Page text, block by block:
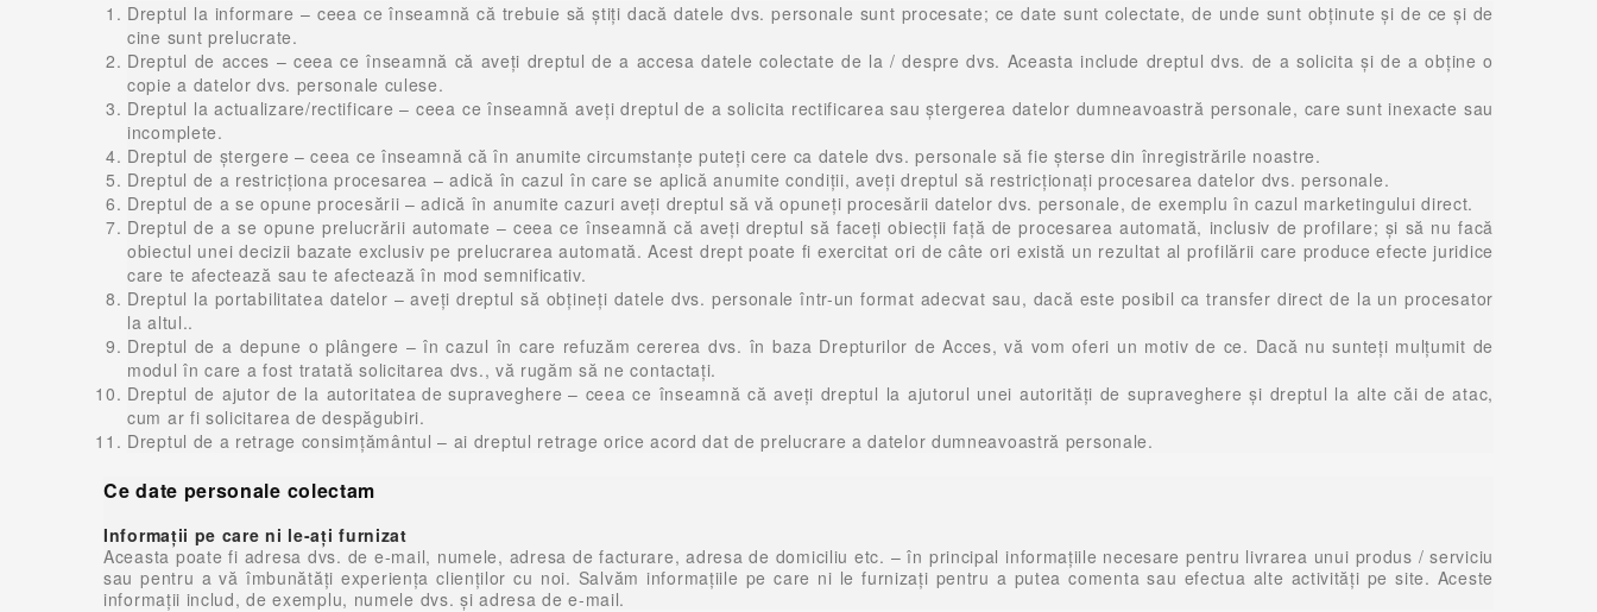
Dreptul la informare – ceea ce înseamnă că trebuie să știți dacă datele dvs. personale sunt procesate; ce date sunt colectate, de unde sunt obținute și de ce și de
cine sunt prelucrate.
Dreptul de acces – ceea ce înseamnă că aveți dreptul de a accesa datele colectate de la / despre dvs. Aceasta include dreptul dvs. de a solicita și de a obține o
copie a datelor dvs. personale culese.
Dreptul la actualizare/rectificare – ceea ce înseamnă aveţi dreptul de a solicita rectificarea sau ştergerea datelor dumneavoastră personale, care sunt inexacte sau
incomplete.
Dreptul de ștergere – ceea ce înseamnă că în anumite circumstanțe puteți cere ca datele dvs. personale să fie șterse din înregistrările noastre.
Dreptul de a restricționa procesarea – adică în cazul în care se aplică anumite condiții, aveți dreptul să restricționați procesarea datelor dvs. personale.
Dreptul de a se opune procesării – adică în anumite cazuri aveți dreptul să vă opuneți procesării datelor dvs. personale, de exemplu în cazul marketingului direct.
Dreptul de a se opune prelucrării automate – ceea ce înseamnă că aveți dreptul să faceți obiecții față de procesarea automată, inclusiv de profilare; și să nu facă
obiectul unei decizii bazate exclusiv pe prelucrarea automată. Acest drept poate fi exercitat ori de câte ori există un rezultat al profilării care produce efecte juridice
care te afectează sau te afectează în mod semnificativ.
Dreptul la portabilitatea datelor – aveți dreptul să obțineți datele dvs. personale într-un format adecvat sau, dacă este posibil ca transfer direct de la un procesator
la altul..
Dreptul de a depune o plângere – în cazul în care refuzăm cererea dvs. în baza Drepturilor de Acces, vă vom oferi un motiv de ce. Dacă nu sunteți mulțumit de
modul în care a fost tratată solicitarea dvs., vă rugăm să ne contactați.
Dreptul de ajutor de la autoritatea de supraveghere– ceea ce înseamnă că aveți dreptul la ajutorul unei autorități de supraveghere și dreptul la alte căi de atac,
cum ar fi solicitarea de despăgubiri.
Dreptul de a retrage consimţământul – ai dreptul retrage orice acord dat de prelucrare a datelor dumneavoastră personale.
Ce date personale colectam
Informații pe care ni le-ați furnizat
Aceasta poate fi adresa dvs. de e-mail, numele, adresa de facturare, adresa de domiciliu etc. – în principal informațiile necesare pentru livrarea unui produs / serviciu
sau pentru a vă îmbunătăți experiența clienților cu noi. Salvăm informațiile pe care ni le furnizați pentru a putea comenta sau efectua alte activități pe site. Aceste
informații includ, de exemplu, numele dvs. și adresa de e-mail.